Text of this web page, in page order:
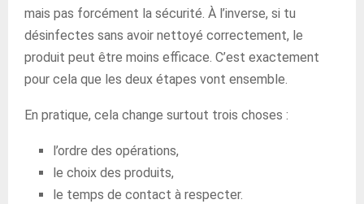
mais pas forcément la sécurité. À l’inverse, si tu
désinfectes sans avoir nettoyé correctement, le
produit peut être moins efficace. C’est exactement
pour cela que les deux étapes vont ensemble.
En pratique, cela change surtout trois choses :
l’ordre des opérations,
le choix des produits,
le temps de contact à respecter.